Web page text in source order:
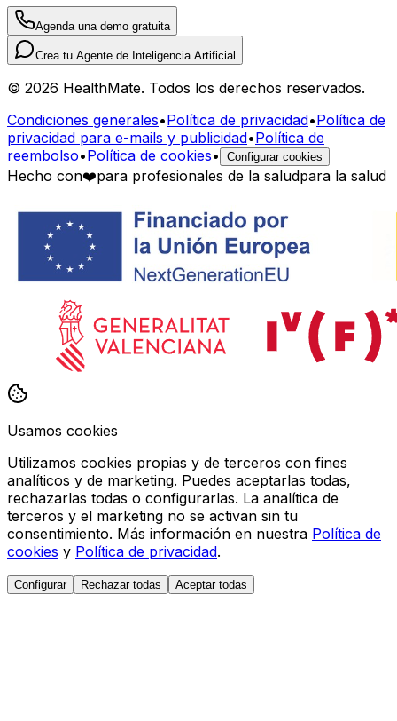
Agenda una demo gratuita
Crea tu Agente de Inteligencia Artificial
© 2026 HealthMate. Todos los derechos reservados.
Condiciones generales•Política de privacidad•Política de
privacidad para e-mails y publicidad•Política de
reembolso•Política de cookies• Configurar cookies
Hecho con❤️para profesionales de la saludpara la salud
Usamos cookies
Utilizamos cookies propias y de terceros con fines
analíticos y de marketing. Puedes aceptarlas todas,
rechazarlas todas o configurarlas. La analítica de
terceros y el marketing no se activan sin tu
consentimiento. Más información en nuestra Política de
cookies y Política de privacidad.
Configurar Rechazar todas Aceptar todas